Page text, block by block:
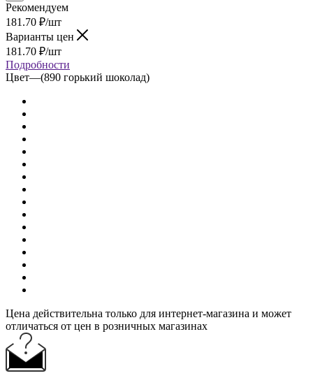
Рекомендуем
181.70 ₽/шт
Варианты цен
181.70 ₽/шт
Подробности
Цвет—(890 горький шоколад)
Цена действительна только для интернет-магазина и может
отличаться от цен в розничных магазинах